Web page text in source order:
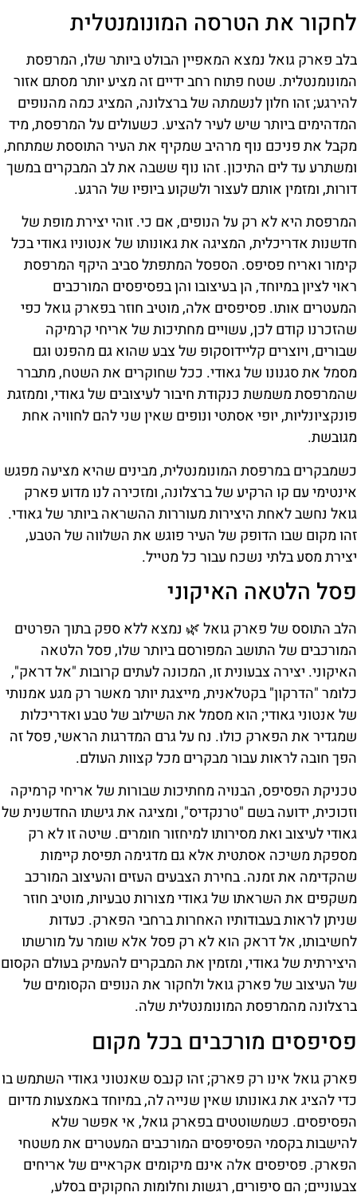
לחקור את הטרסה המונומנטלית
בלב פארק גואל נמצא המאפיין הבולט ביותר שלו, המרפסת
המונומנטלית. שטח פתוח רחב ידיים זה מציע יותר מסתם אזור
להירגע; זהו חלון לנשמתה של ברצלונה, המציג כמה מהנופים
המדהימים ביותר שיש לעיר להציע. כשעולים על המרפסת, מיד
מקבל את פניכם נוף מרהיב שמקיף את העיר התוססת שמתחת,
ומשתרע עד לים התיכון. זהו נוף ששבה את לב המבקרים במשך
דורות, ומזמין אותם לעצור ולשקוע ביופיו של הרגע.
המרפסת היא לא רק על הנופים, אם כי. זוהי יצירת מופת של
חדשנות אדריכלית, המציגה את גאונותו של אנטוניו גאודי בכל
קימור ואריח פסיפס. הספסל המתפתל סביב היקף המרפסת
ראוי לציון במיוחד, הן בעיצובו והן בפסיפסים המורכבים
המעטרים אותו. פסיפסים אלה, מוטיב חוזר בפארק גואל כפי
שהזכרנו קודם לכן, עשויים מחתיכות של אריחי קרמיקה
שבורים, ויוצרים קליידוסקופ של צבע שהוא גם מהפנט וגם
מסמל את סגנונו של גאודי. ככל שחוקרים את השטח, מתברר
שהמרפסת משמשת כנקודת חיבור לעיצובים של גאודי, וממזגת
פונקציונליות, יופי אסתטי ונופים שאין שני להם לחוויה אחת
מגובשת.
כשמבקרים במרפסת המונומנטלית, מבינים שהיא מציעה מפגש
אינטימי עם קו הרקיע של ברצלונה, ומזכירה לנו מדוע פארק
גואל נחשב לאחת היצירות מעוררות ההשראה ביותר של גאודי.
זהו מקום שבו הדופק של העיר פוגש את השלווה של הטבע,
יצירת מסע בלתי נשכח עבור כל מטייל.
פסל הלטאה האיקוני
הלב התוסס של פארק גואל 🌿 נמצא ללא ספק בתוך הפרטים
המורכבים של התושב המפורסם ביותר שלו, פסל הלטאה
האיקוני. יצירה צבעונית זו, המכונה לעתים קרובות "אל דראק",
כלומר "הדרקון" בקטלאנית, מייצגת יותר מאשר רק מגע אמנותי
של אנטוני גאודי; הוא מסמל את השילוב של טבע ואדריכלות
שמגדיר את הפארק כולו. נח על גרם המדרגות הראשי, פסל זה
הפך חובה לראות עבור מבקרים מכל קצוות העולם.
טכניקת הפסיפס, הבנויה מחתיכות שבורות של אריחי קרמיקה
וזכוכית, ידועה בשם "טרנקדיס", ומציגה את גישתו החדשנית של
גאודי לעיצוב ואת מסירותו למיחזור חומרים. שיטה זו לא רק
מספקת משיכה אסתטית אלא גם מדגימה תפיסת קיימות
שהקדימה את זמנה. בחירת הצבעים העזים והעיצוב המורכב
משקפים את השראתו של גאודי מצורות טבעיות, מוטיב חוזר
שניתן לראות בעבודותיו האחרות ברחבי הפארק. כעדות
לחשיבותו, אל דראק הוא לא רק פסל אלא שומר על מורשתו
היצירתית של גאודי, ומזמין את המבקרים להעמיק בעולם הקסום
של העיצוב של פארק גואל ולחקור את הנופים הקסומים של
ברצלונה מהמרפסת המונומנטלית שלה.
פסיפסים מורכבים בכל מקום
פארק גואל אינו רק פארק; זהו קנבס שאנטוני גאודי השתמש בו
כדי להציג את גאונותו שאין שנייה לה, במיוחד באמצעות מדיום
הפסיפסים. כשמשוטטים בפארק גואל, אי אפשר שלא
להישבות בקסמי הפסיפסים המורכבים המעטרים את משטחי
הפארק. פסיפסים אלה אינם מיקומים אקראיים של אריחים
צבעוניים; הם סיפורים, רגשות וחלומות החקוקים בסלע,